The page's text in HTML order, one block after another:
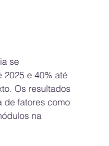
se
2025 e 40% até
Os resultados
de fatores como
na